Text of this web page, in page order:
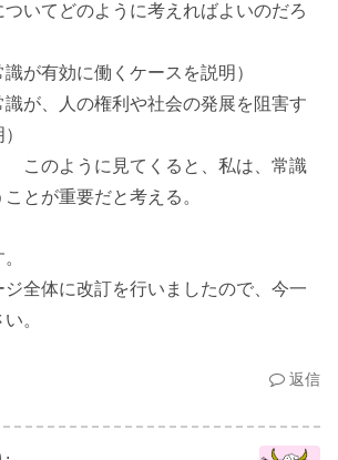
いてどのように考えればよいのだろ
が有効に働くケースを説明）
が、人の権利や社会の発展を阻害す
このように見てくると、私は、常識
とが重要だと考える。
ジ全体に改訂を行いましたので、今一
。
返信